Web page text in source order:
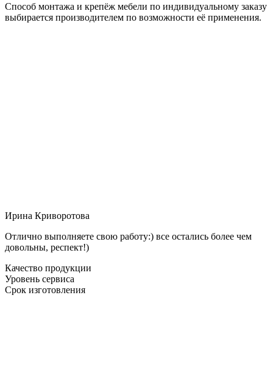
Способ монтажа и крепёж мебели по индивидуальному заказу
выбирается производителем по возможности её применения.
Ирина Криворотова
Отлично выполняете свою работу:) все остались более чем
довольны, респект!)
Качество продукции
Уровень сервиса
Срок изготовления